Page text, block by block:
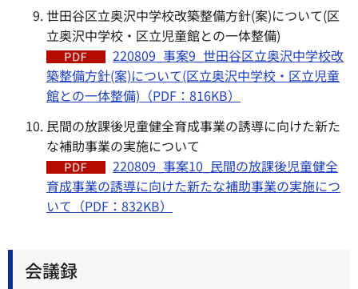
世田谷区立奥沢中学校改築整備方針(案)について(区
立奥沢中学校・区立児童館との一体整備)
220809_事案9_世田谷区立奥沢中学校改
築整備方針(案)について(区立奥沢中学校・区立児童
館との一体整備)（PDF：816KB）
民間の放課後児童健全育成事業の誘導に向けた新た
な補助事業の実施について
220809_事案10_民間の放課後児童健全
育成事業の誘導に向けた新たな補助事業の実施につ
いて（PDF：832KB）
会議録